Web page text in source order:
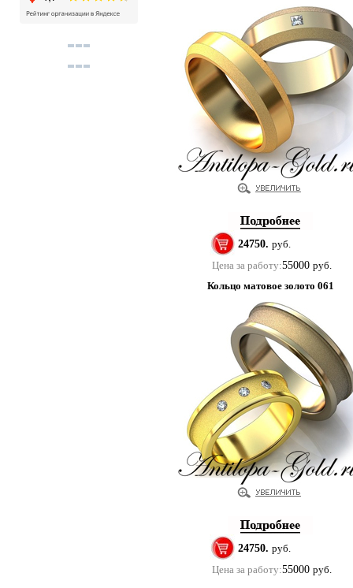
24750. руб.
Цена за работу:55000 руб.
Кольцо матовое золото 061
24750. руб.
Цена за работу:55000 руб.